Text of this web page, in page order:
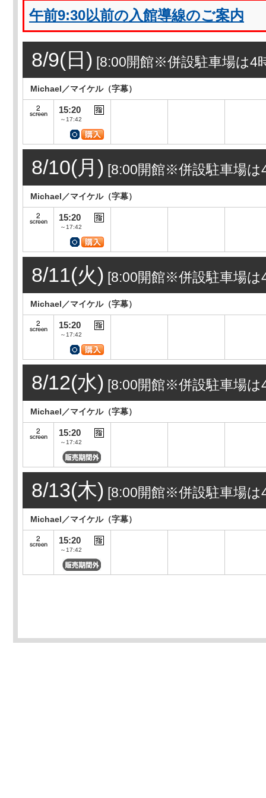
午前9:30以前の入館導線のご案内
8/9(日) [8:00開館※併設駐車場は4
Michael／マイケル（字幕）
15:20
～17:42
8/10(月) [8:00開館※併設駐車場は
Michael／マイケル（字幕）
15:20
～17:42
8/11(火) [8:00開館※併設駐車場は
Michael／マイケル（字幕）
15:20
～17:42
8/12(水) [8:00開館※併設駐車場は
Michael／マイケル（字幕）
15:20
～17:42
8/13(木) [8:00開館※併設駐車場は
Michael／マイケル（字幕）
15:20
～17:42